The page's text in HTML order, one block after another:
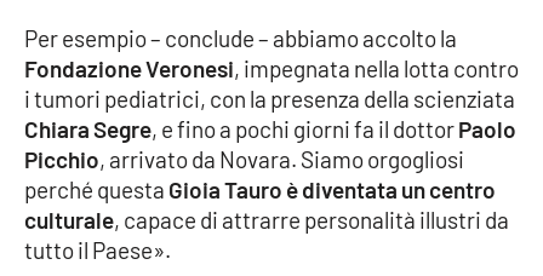
Per esempio – conclude – abbiamo accolto la
Fondazione Veronesi, impegnata nella lotta contro
i tumori pediatrici, con la presenza della scienziata
Chiara Segre, e fino a pochi giorni fa il dottorPaolo
Picchio, arrivato da Novara. Siamo orgogliosi
perché questa Gioia Tauro è diventata un centro
culturale, capace di attrarre personalità illustri da
tutto il Paese».